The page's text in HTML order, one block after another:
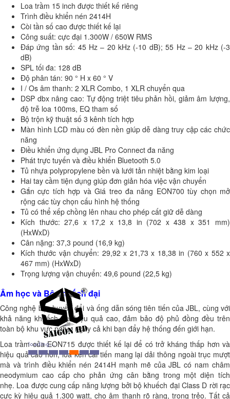
Loa trầm 15 inch được thiết kế riêng
Trình điều khiển nén 2414H
Còi tần số cao được thiết kế lại
Công suất: cực đại 1.300W / 650W RMS
Đáp ứng tần số: 45 Hz – 20 kHz (-10 dB); 55 Hz – 20 kHz (-3
dB)
SPL tối đa: 128 dB
Độ phân tán: 90 ° H x 60 ° V
I / Os âm thanh: 2 XLR Combo, 1 XLR chuyển qua
DSP dbx nâng cao: Tự động triệt tiêu phản hồi, giảm âm lượng,
độ trễ loa 100ms, EQ tham số
Bộ trộn kỹ thuật số 3 kênh tích hợp
Màn hình LCD màu có đèn nền giúp dễ dàng truy cập các chức
năng
Điều khiển ứng dụng JBL Pro Connect đa năng
Phát trực tuyến và điều khiển Bluetooth 5.0
Tủ nhựa polypropylene bền và lưới tản nhiệt bằng kim loại
Hai tay cầm tiện dụng giúp đơn giản hóa việc vận chuyển
Gắn cực tích hợp và Giá treo đa năng EON700 tùy chọn mở
rộng các tùy chọn cấu hình hệ thống
Tủ có thể xếp chồng lên nhau cho phép cất giữ dễ dàng
Kích thước: 27,6 x 17,2 x 13,8 in (702 x 438 x 351 mm)
(HxWxD)
Cân nặng: 37,3 pound (16,9 kg)
Kích thước vận chuyển: 29,92 x 21,73 x 18,38 in (760 x 552 x
467 mm) (HxWxD)
Trọng lượng vận chuyển: 49,6 pound (22,5 kg)
Âm học và Bộ khuếch đại
Công nghệ bộ chuyển đổi và ống dẫn sóng tiên tiến của JBL, cùng với
khả năng khuếch đại hiệu quả cao, đảm bảo độ phủ đồng đều trên
toàn bộ khu vực nghe, ngay cả khi bạn đẩy hệ thống đến giới hạn.
Loa trầm của EON715 được thiết kế lại để có trở kháng thấp hơn và
hiệu quả cao hơn, loa kèn cải tiến mang lại dải thông ngoài trục mượt
mà và trình điều khiển nén 2414H mạnh mẽ của JBL có nam châm
neodymium cao cấp cho phản ứng cân bằng trong một diện tích
nhẹ. Loa được cung cấp năng lượng bởi bộ khuếch đại Class D rời rạc
cực kỳ hiệu quả 1.300 watt, cho âm thanh rõ ràng, trong trẻo. Tất cả